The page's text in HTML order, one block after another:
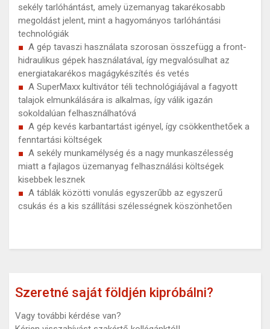
sekély tarlóhántást, amely üzemanyag takarékosabb
megoldást jelent, mint a hagyományos tarlóhántási
technológiák
A gép tavaszi használata szorosan összefügg a front-
hidraulikus gépek használatával, így megvalósulhat az
energiatakarékos magágykészítés és vetés
A SuperMaxx kultivátor téli technológiájával a fagyott
talajok elmunkálására is alkalmas, így válik igazán
sokoldalúan felhasználhatóvá
A gép kevés karbantartást igényel, így csökkenthetőek a
fenntartási költségek
A sekély munkamélység és a nagy munkaszélesség
miatt a fajlagos üzemanyag felhasználási költségek
kisebbek lesznek
A táblák közötti vonulás egyszerűbb az egyszerű
csukás és a kis szállítási szélességnek köszönhetően
Szeretné saját földjén kipróbálni?
Vagy további kérdése van?